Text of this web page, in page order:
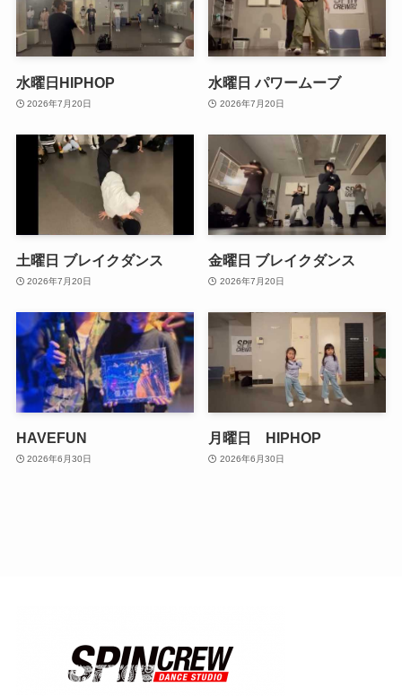
水曜日HIPHOP
2026年7月20日
水曜日 パワームーブ
2026年7月20日
土曜日 ブレイクダンス
2026年7月20日
金曜日 ブレイクダンス
2026年7月20日
HAVEFUN
2026年6月30日
月曜日 HIPHOP
2026年6月30日